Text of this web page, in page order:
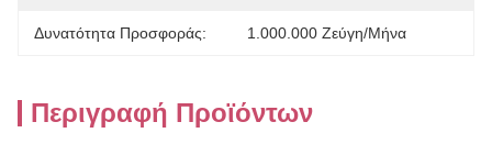
Δυνατότητα Προσφοράς: 1.000.000 Ζεύγη/μήνα
Περιγραφή Προϊόντων